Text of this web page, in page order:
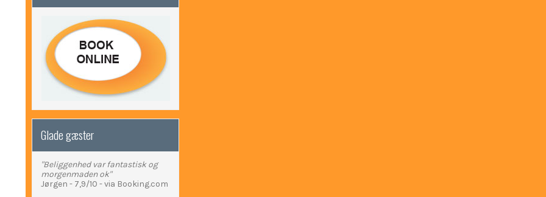
Glade gæster
"Beliggenhed var fantastisk og
morgenmaden ok"
Jørgen - 7,9/10 - via Booking.com